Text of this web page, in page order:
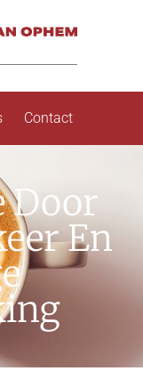
Contact
Door
En